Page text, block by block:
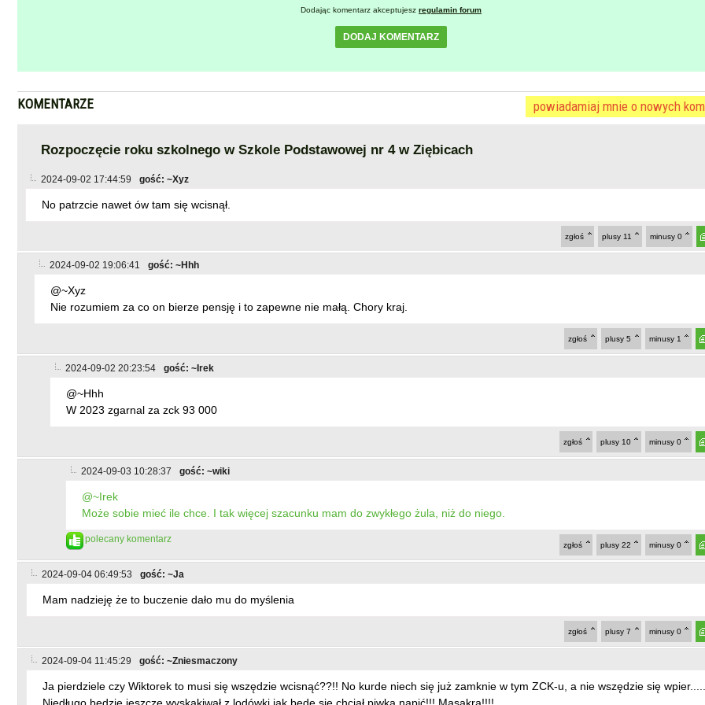
Dodając komentarz akceptujesz regulamin forum
DODAJ KOMENTARZ
KOMENTARZE powiadamiaj mnie o nowych
Rozpoczęcie roku szkolnego w Szkole Podstawowej nr 4 w Ziębicach
2024-09-02 17:44:59 gość: ~Xyz
No patrzcie nawet ów tam się wcisnął.
minusy 0
plusy 11
zgłoś
2024-09-02 19:06:41 gość: ~Hhh
@~Xyz
Nie rozumiem za co on bierze pensję i to zapewne nie małą. Chory kraj.
minusy 1
plusy 5
zgłoś
2024-09-02 20:23:54 gość: ~Irek
@~Hhh
W 2023 zgarnal za zck 93 000
minusy 0
plusy 10
zgłoś
2024-09-03 10:28:37 gość: ~wiki
@~Irek
Może sobie mieć ile chce. I tak więcej szacunku mam do zwykłego żula, niż do niego.
polecany komentarz
minusy 0
plusy 22
zgłoś
2024-09-04 06:49:53 gość: ~Ja
Mam nadzieję że to buczenie dało mu do myślenia
minusy 0
plusy 7
zgłoś
2024-09-04 11:45:29 gość: ~Zniesmaczony
Ja pierdziele czy Wiktorek to musi się wszędzie wcisnąć??!! No kurde niech się już zamknie w tym ZCK-u, a nie wszędzie się wpier.....